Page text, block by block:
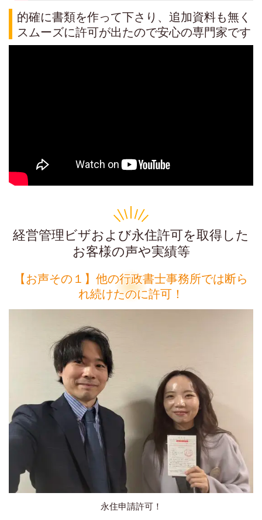
的確に書類を作って下さり、追加資料も無く
スムーズに許可が出たので安心の専門家です
経営管理ビザおよび永住許可を取得した
お客様の声や実績等
【お声その１】他の行政書士事務所では断ら
れ続けたのに許可！
永住申請許可！